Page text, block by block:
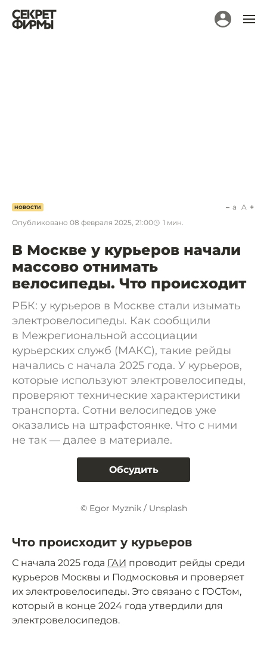
НОВОСТИ
Опубликовано 08 февраля 2025, 21:00 1 мин.
a A
В Москве у курьеров начали
массово отнимать
велосипеды. Что происходит
РБК: у курьеров в Москве стали изымать
электровелосипеды. Как сообщили
в Межрегиональной ассоциации
курьерских служб (МАКС), такие рейды
начались с начала 2025 года. У курьеров,
которые используют электровелосипеды,
проверяют технические характеристики
транспорта. Сотни велосипедов уже
оказались на штрафстоянке. Что с ними
не так — далее в материале.
Обсудить
© Egor Myznik / Unsplash
Что происходит у курьеров
С начала 2025 года ГАИ проводит рейды среди
курьеров Москвы и Подмосковья и проверяет
их электровелосипеды. Это связано с ГОСТом,
который в конце 2024 года утвердили для
электровелосипедов.